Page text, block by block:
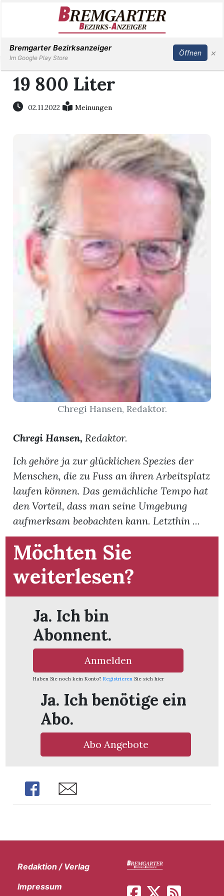
Immobilien
Newsletter
App
Bremgarten
Inserieren Abonnieren Anmelden
19 800 Liter
02.11.2022 Meinungen
Chregi Hansen, Redaktor.
Chregi Hansen,Redaktor.
Ich gehöre ja zur glücklichen Spezies der
Menschen, die zu Fuss an ihren Arbeitsplatz
laufen können. Das gemächliche Tempo hat
den Vorteil, dass man seine Umgebung
aufmerksam beobachten kann. Letzthin ...
Möchten Sie
weiterlesen?
Ja. Ich bin
Abonnent.
Anmelden
Haben Sie noch kein Konto? Registrieren Sie sich hier
Ja. Ich benötige ein
Abo.
Abo Angebote
Share Share
Redaktion / Verlag
Impressum
Bremgarter Bezirksanzeiger
Im Google Play Store
Öffnen ×